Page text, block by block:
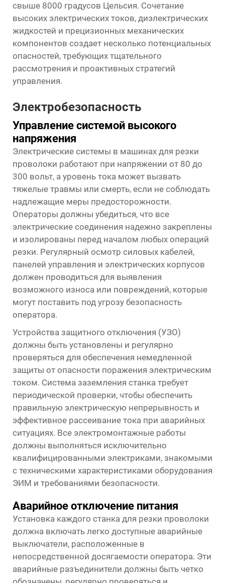
свыше 8000 градусов Цельсия. Сочетание
высоких электрических токов, диэлектрических
жидкостей и прецизионных механических
компонентов создает несколько потенциальных
опасностей, требующих тщательного
рассмотрения и проактивных стратегий
управления.
Электробезопасность
Управление системой высокого
напряжения
Электрические системы в машинах для резки
проволоки работают при напряжении от 80 до
300 вольт, а уровень тока может вызвать
тяжелые травмы или смерть, если не соблюдать
надлежащие меры предосторожности.
Операторы должны убедиться, что все
электрические соединения надежно закреплены
и изолированы перед началом любых операций
резки. Регулярный осмотр силовых кабелей,
панелей управления и электрических корпусов
должен проводиться для выявления
возможного износа или повреждений, которые
могут поставить под угрозу безопасность
оператора.
Устройства защитного отключения (УЗО)
должны быть установлены и регулярно
проверяться для обеспечения немедленной
защиты от опасности поражения электрическим
током. Система заземления станка требует
периодической проверки, чтобы обеспечить
правильную электрическую непрерывность и
эффективное рассеивание тока при аварийных
ситуациях. Все электромонтажные работы
должны выполняться исключительно
квалифицированными электриками, знакомыми
с техническими характеристиками оборудования
ЭИМ и требованиями безопасности.
Аварийное отключение питания
Установка каждого станка для резки проволоки
должна включать легко доступные аварийные
выключатели, расположенные в
непосредственной досягаемости оператора. Эти
аварийные разъединители должны быть четко